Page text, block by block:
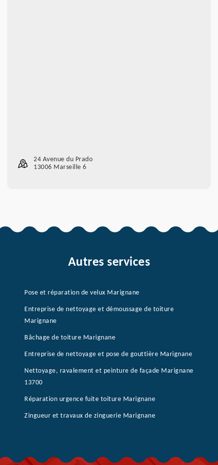
24 Avenue du Prado
13006 Marseille 6
Autres services
Pose et réparation de velux Marignane
Entreprise de nettoyage et démoussage de toiture
Marignane
Bâchage de toiture Marignane
Entreprise de nettoyage et pose de gouttière Marignane
Nettoyage, ravalement et peinture de façade Marignane
13700
Réparation urgence fuite toiture Marignane
Zingueur et travaux de zinguerie Marignane